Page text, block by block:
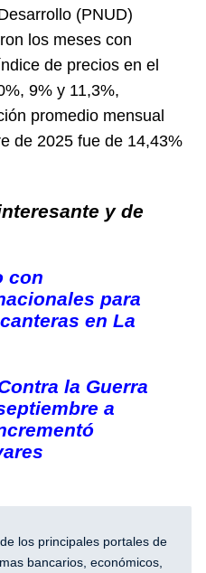
(PNUD)
los meses con
de precios en el
9% y 11,3%,
promedio mensual
de 2025 fue de 14,43%
y de
con
para
en La
la Guerra
a
los principales portales de
bancarios, económicos,